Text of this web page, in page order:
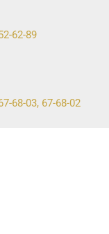
62-89
68-03, 67-68-02